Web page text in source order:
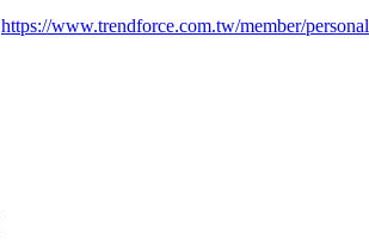
https://www.trendforce.com.tw/member/personal